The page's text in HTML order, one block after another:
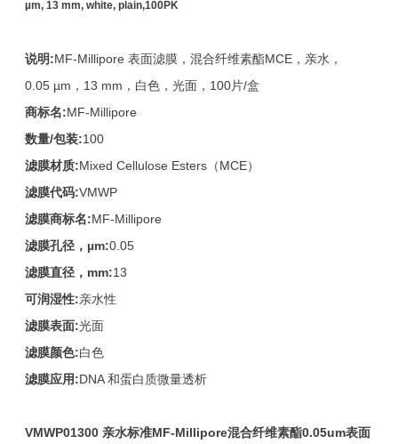
µm, 13 mm, white, plain,100PK
说明:MF-Millipore 表面滤膜，混合纤维素酯MCE，亲水，
0.05 µm，13 mm，白色，光面，100片/盒
商标名:MF-Millipore
数量/包装:100
滤膜材质:Mixed Cellulose Esters（MCE）
滤膜代码:VMWP
滤膜商标名:MF-Millipore
滤膜孔径， µm:0.05
滤膜直径， mm:13
可润湿性:亲水性
滤膜表面:光面
滤膜颜色:白色
滤膜应用:DNA 和蛋白质微量透析
VMWP01300 亲水标准MF-Millipore混合纤维素酯0.05um表面